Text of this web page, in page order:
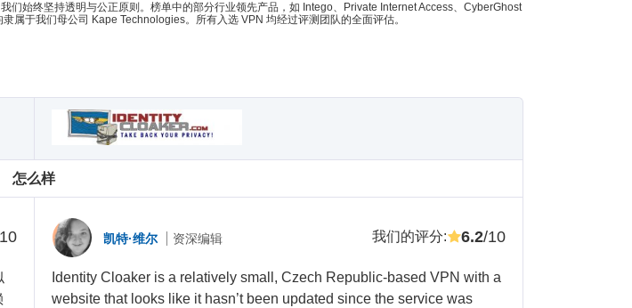
们始终坚持透明与公正原则。榜单中的部分行业领先产品，如 Intego、Private Internet Access、CyberGhost
属于我们母公司 Kape Technologies。所有入选 VPN 均经过评测团队的全面评估。
怎么样
凯特·维尔 资深编辑 我们的评分: 6.2/10
Identity Cloaker is a relatively small, Czech Republic-based VPN with a
website that looks like it hasn’t been updated since the service was